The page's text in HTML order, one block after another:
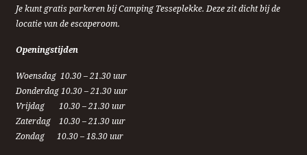
Je kunt gratis parkeren bij Camping Tesseplekke. Deze zit dicht bij de
locatie van de escaperoom.
Openingstijden
Woensdag 10.30 – 21.30 uur
Donderdag 10.30 – 21.30 uur
Vrijdag 10.30 – 21.30 uur
Zaterdag 10.30 – 21.30 uur
Zondag 10.30 – 18.30 uur